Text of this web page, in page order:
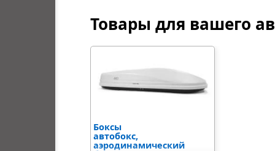
Товары для вашего
Боксы
автобокс,
аэродинамический